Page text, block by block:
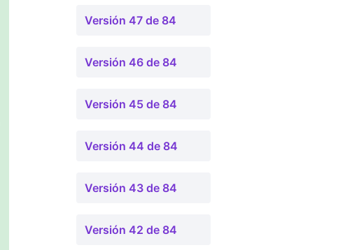
Versión 47 de 84
Versión 46 de 84
Versión 45 de 84
Versión 44 de 84
Versión 43 de 84
Versión 42 de 84